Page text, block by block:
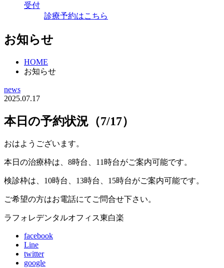
受付
診療予約はこちら
お知らせ
HOME
お知らせ
news
2025.07.17
本日の予約状況（7/17）
おはようございます。
本日の治療枠は、8時台、11時台がご案内可能です。
検診枠は、10時台、13時台、15時台がご案内可能です。
ご希望の方はお電話にてご問合せ下さい。
ラフォレデンタルオフィス東白楽
facebook
Line
twitter
google